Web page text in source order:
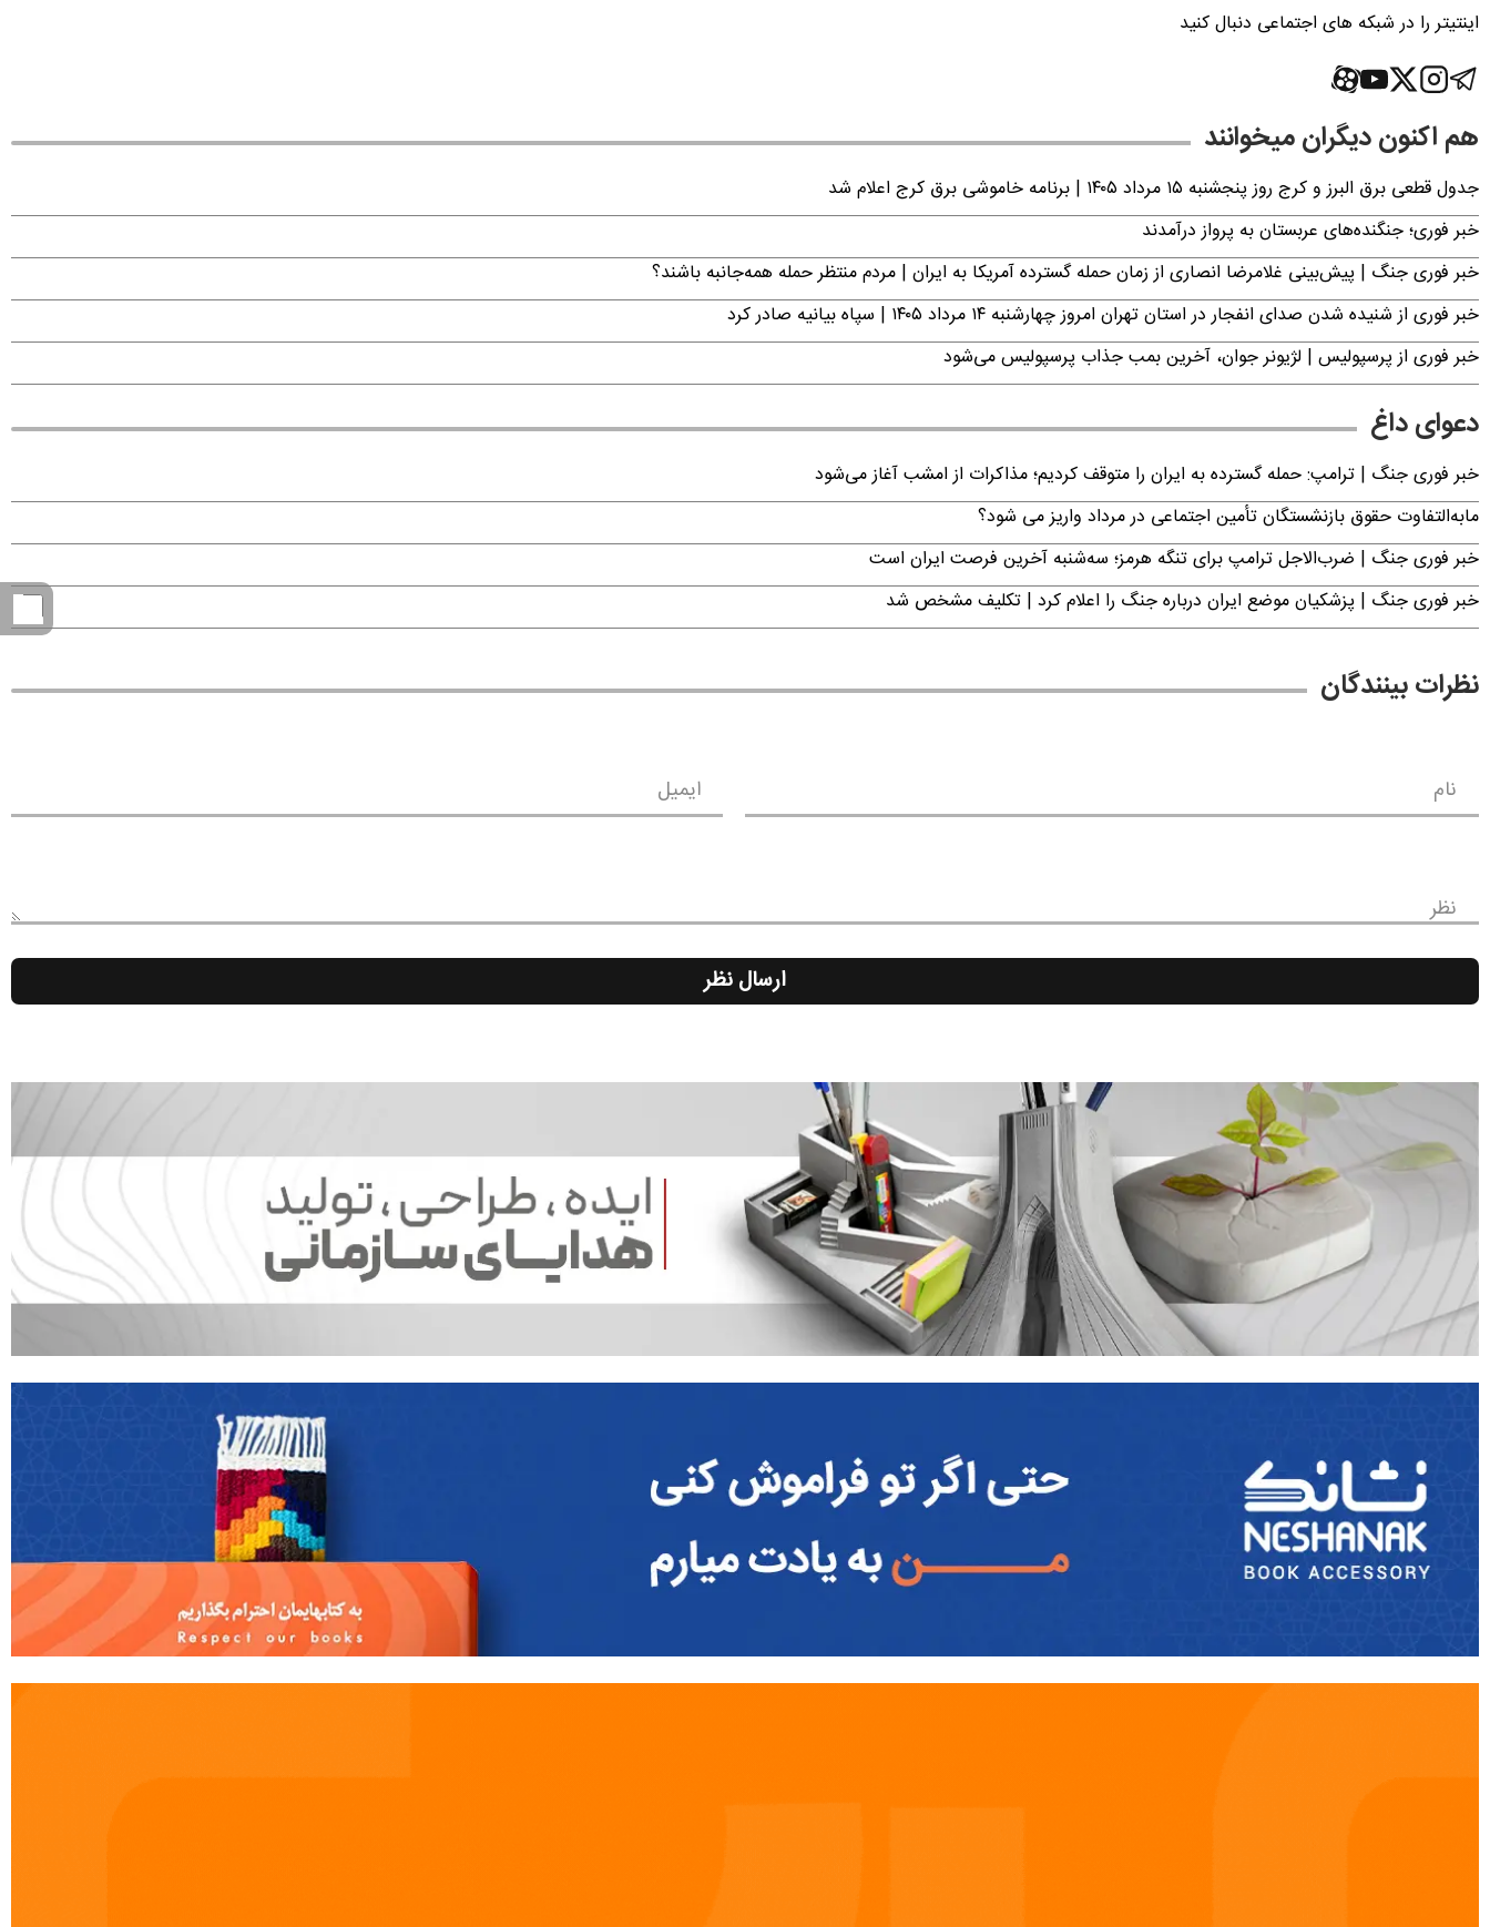
اینتیتر را در شبکه های اجتماعی دنبال کنید
هم اکنون دیگران میخوانند
جدول قطعی برق البرز و کرج روز پنجشنبه ۱۵ مرداد ۱۴۰۵ | برنامه خاموشی برق کرج اعلام شد
خبر فوری؛ جنگنده‌های عربستان به پرواز درآمدند
خبر فوری جنگ | پیش‌بینی غلامرضا انصاری از زمان حمله گسترده آمریکا به ایران | مردم منتظر حمله همه‌جانبه باشند؟
خبر فوری از شنیده شدن صدای انفجار در استان تهران امروز چهارشنبه ۱۴ مرداد ۱۴۰۵ | سپاه بیانیه صادر کرد
خبر فوری از پرسپولیس | لژیونر جوان، آخرین بمب جذاب پرسپولیس می‌شود
دعوای داغ
خبر فوری جنگ | ترامپ: حمله گسترده به ایران را متوقف کردیم؛ مذاکرات از امشب آغاز می‌شود
مابه‌التفاوت حقوق بازنشستگان تأمین اجتماعی در مرداد واریز می شود؟
خبر فوری جنگ | ضرب‌الاجل ترامپ برای تنگه هرمز؛ سه‌شنبه آخرین فرصت ایران است
خبر فوری جنگ | پزشکیان موضع ایران درباره جنگ را اعلام کرد | تکلیف مشخص شد
نظرات بینندگان
نام ایمیل
نظر
ارسال نظر